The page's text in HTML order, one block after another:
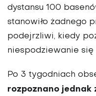
dystansu 100
stanowiło żadnego
podejrzliwi, kiedy
niespodziewanie się
Po 3 tygodniach
rozpoznano jednak